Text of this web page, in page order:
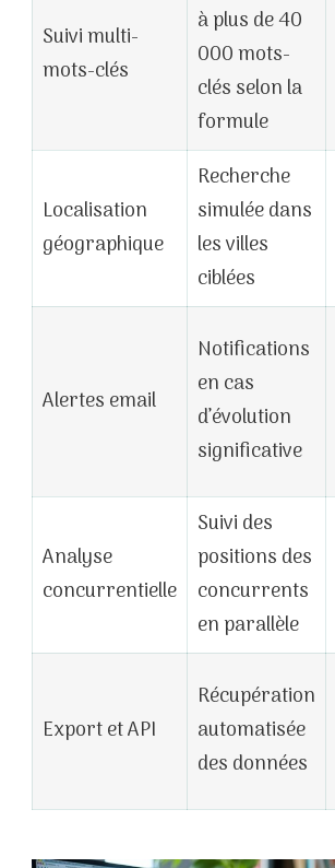
Suivi multi-
mots-clés
à plus de 40
000 mots-
clés selon la
formule
Localisation
géographique
Recherche
simulée dans
les villes
ciblées
Alertes email
Notifications
en cas
d’évolution
significative
Analyse
concurrentielle
Suivi des
positions des
concurrents
en parallèle
Export et API
Récupération
automatisée
des données